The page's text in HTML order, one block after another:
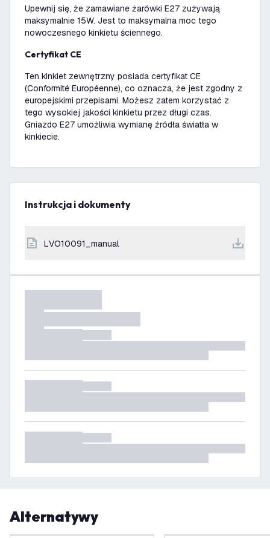
Upewnij się, że zamawiane żarówki E27 zużywają
maksymalnie 15W. Jest to maksymalna moc tego
nowoczesnego kinkietu ściennego.
Certyfikat CE
Ten kinkiet zewnętrzny posiada certyfikat CE
(Conformité Européenne), co oznacza, że jest zgodny z
europejskimi przepisami. Możesz zatem korzystać z
tego wysokiej jakości kinkietu przez długi czas.
Gniazdo E27 umożliwia wymianę źródła światła w
kinkiecie.
Instrukcja i dokumenty
LVO10091_manual
Alternatywy